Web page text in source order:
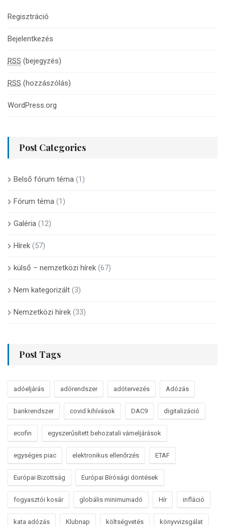
Regisztráció
Bejelentkezés
RSS (bejegyzés)
RSS (hozzászólás)
WordPress.org
Post Categories
Belső fórum téma (1)
Fórum téma (1)
Galéria (12)
Hírek (57)
külső – nemzetközi hírek (67)
Nem kategorizált (3)
Nemzetközi hírek (33)
Post Tags
adóeljárás adórendszer adótervezés Adózás
bankrendszer covid kihívások DAC9 digitalizáció
ecofin egyszerűsített behozatali vámeljárások
egységes piac elektronikus ellenőrzés ETAF
Európai Bizottság Európai Bírósági döntések
fogyasztói kosár globális minimumadó Hír infláció
kata adózás Klubnap költségvetés könyvvizsgálat